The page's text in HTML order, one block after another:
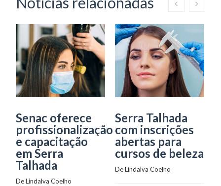
Senac oferece
profissionalização
e capacitação
em Serra
Talhada
De Lindalva Coelho
Serra Talhada
com inscrições
abertas para
cursos de beleza
De Lindalva Coelho